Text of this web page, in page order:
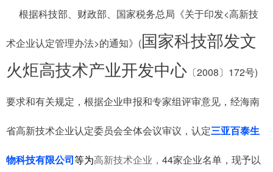
根据科技部、财政部、国家税务总局《关于印发<高新技
术企业认定管理办法>的通知》 (国家科技部发文
火炬高技术产业开发中心 〔2008 〕 172号)
要求和有关规定，根据企业申报和专家组评审意见，经海南
省高新技术企业认定委员会全体会议审议，认定三亚百泰生
物科技有限公司 等为高新技术企业， 44家企业名单，现予以